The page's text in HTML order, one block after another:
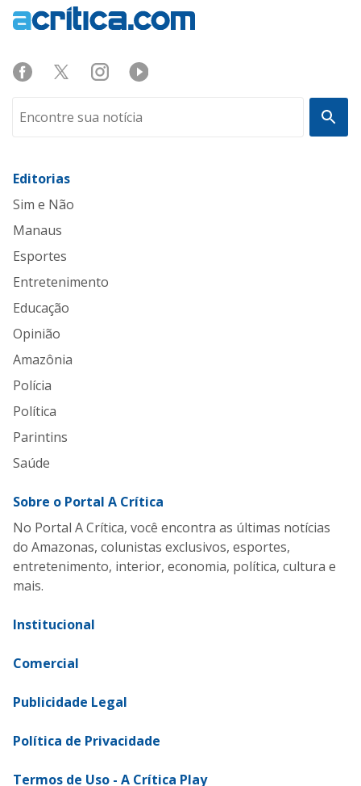
Editorias
Sim e Não
Manaus
Esportes
Entretenimento
Educação
Opinião
Amazônia
Polícia
Política
Parintins
Saúde
Sobre o Portal A Crítica
No Portal A Crítica, você encontra as últimas notícias
do Amazonas, colunistas exclusivos, esportes,
entretenimento, interior, economia, política, cultura e
mais.
Institucional
Comercial
Publicidade Legal
Política de Privacidade
Termos de Uso - A Crítica Play